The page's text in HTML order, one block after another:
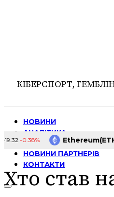
КІБЕРСПОРТ,
НОВИНИ
АНАЛІТИКА
ІНТЕРВ’Ю
НОВИНИ ПАРТНЕРІВ
КОНТАКТИ
-0.38% Ethereum(ETH)
Хто став